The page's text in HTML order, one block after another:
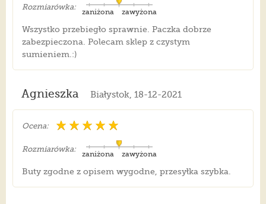
Rozmiarówka:
zawyżona
zaniżona
Wszystko przebiegło sprawnie. Paczka dobrze
zabezpieczona. Polecam sklep z czystym
sumieniem.:)
Agnieszka Białystok, 18-12-2021
Ocena:
Rozmiarówka:
zawyżona
zaniżona
Buty zgodne z opisem wygodne, przesyłka szybka.